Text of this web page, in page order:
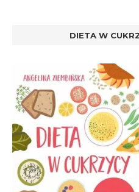
DIETA W